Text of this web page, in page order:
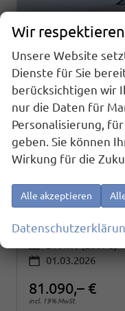
Volkswagen
KraftstoffDiesel
01.03.2026
81.090,– €
incl. 19% MwSt.
Wir
Unsere Website
Dienste für Sie
berücksichtigen wir
nur die Daten für
Personalisierung,
geben. Sie können
Wirkung für die
Alle akzeptieren